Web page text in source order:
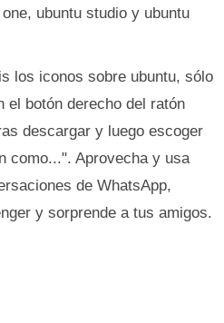
ubuntu studio y ubuntu
los iconos sobre ubuntu, sólo
el botón derecho del ratón
descargar y luego escoger
como...". Aprovecha y usa
de WhatsApp,
y sorprende a tus amigos.